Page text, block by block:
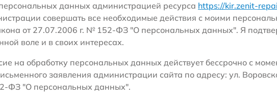
данных администрацией ресурса https://kir.zenit-
совершать все необходимые действия с моими
от 27.07.2006 г. № 152-ФЗ "О персональных данных". Я
воле и в своих интересах.
на обработку персональных данных действует бессрочно с
заявления администрации сайта по адресу: ул.
ФЗ "О персональных данных".